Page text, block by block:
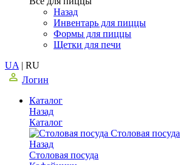
Назад
Инвентарь для пиццы
Формы для пиццы
Щетки для печи
UA | RU
Логин
Каталог
Назад
Каталог
Столовая посуда
Назад
Столовая посуда